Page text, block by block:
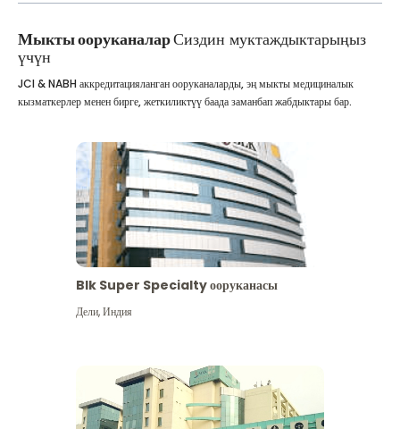
Мыкты ооруканаларСиздин муктаждыктарыңыз
үчүн
JCI & NABH аккредитацияланган ооруканаларды, эң мыкты медициналык
кызматкерлер менен бирге, жеткиликтүү баада заманбап жабдыктары бар.
Blk Super Specialty ооруканасы
Дели,Индия